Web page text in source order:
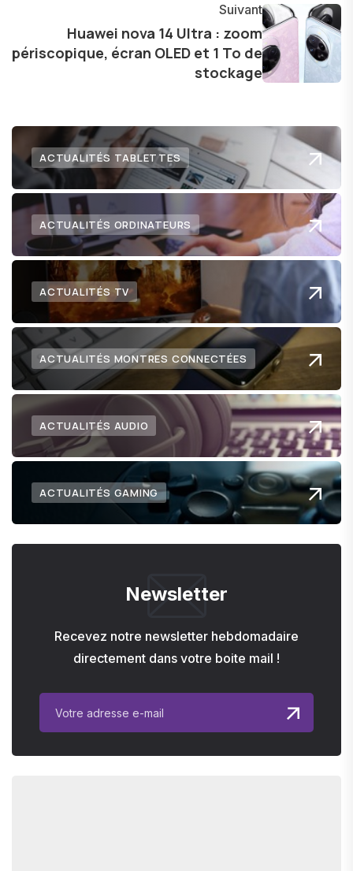
l'exploration constante des frontières de la
technologie me permet de présenter aux
lecteurs un aperçu captivant de ce que le futur
Suivant
Huawei nova 14 Ultra : zoom
périscopique, écran OLED et 1 To de
stockage
ACTUALITÉS TABLETTES
ACTUALITÉS ORDINATEURS
ACTUALITÉS TV
ACTUALITÉS MONTRES CONNECTÉES
ACTUALITÉS AUDIO
ACTUALITÉS GAMING
Newsletter
Recevez notre newsletter hebdomadaire
directement dans votre boite mail !